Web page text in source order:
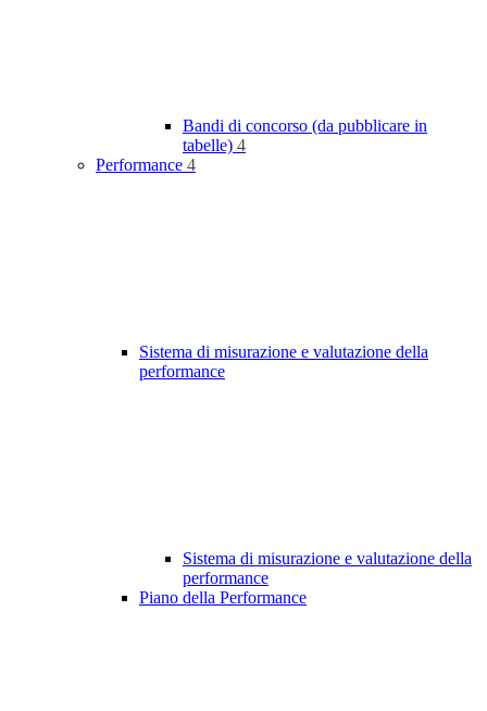
Bandi di concorso (da pubblicare in
tabelle) 4
Performance 4
Sistema di misurazione e valutazione della
performance
Sistema di misurazione e valutazione della
performance
Piano della Performance